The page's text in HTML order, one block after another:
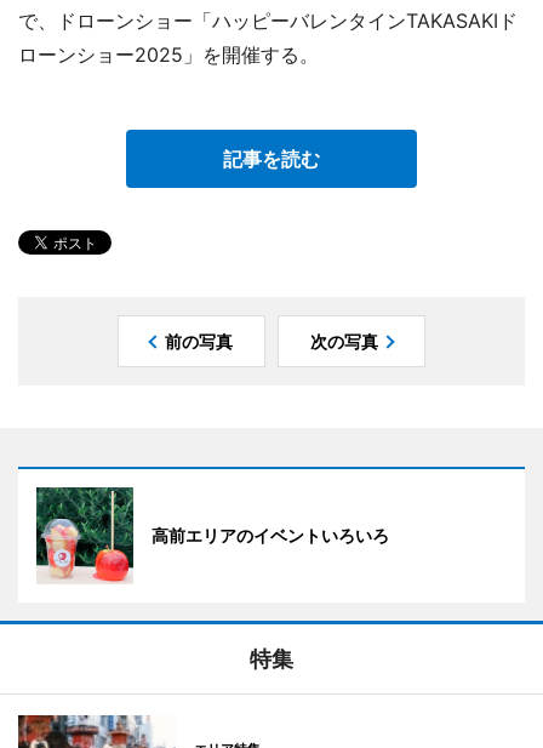
で、ドローンショー「ハッピーバレンタインTAKASAKIド
ローンショー2025」を開催する。
記事を読む
前の写真 次の写真
高前エリアのイベントいろいろ
特集